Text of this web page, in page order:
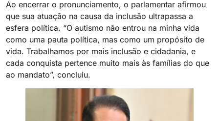
Ao encerrar o pronunciamento, o parlamentar afirmou
que sua atuação na causa da inclusão ultrapassa a
esfera política. “O autismo não entrou na minha vida
como uma pauta política, mas como um propósito de
vida. Trabalhamos por mais inclusão e cidadania, e
cada conquista pertence muito mais às famílias do que
ao mandato”, concluiu.